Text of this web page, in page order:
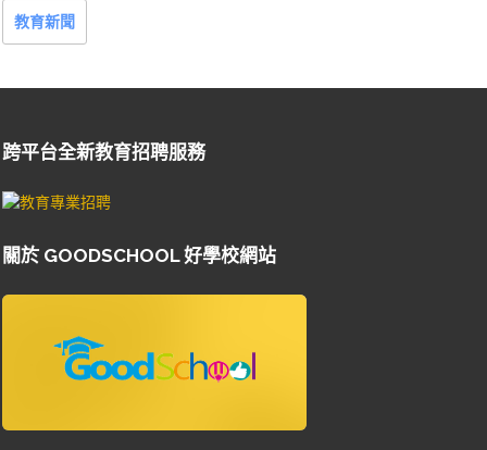
教育新聞
跨平台全新教育招聘服務
關於 GOODSCHOOL 好學校網站